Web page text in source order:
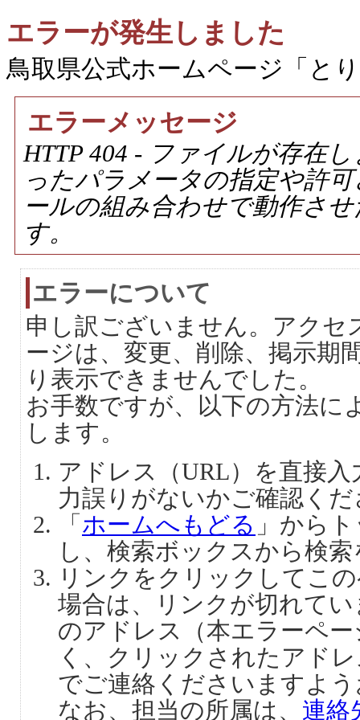
エラーが発生しました
鳥取県公式ホームページ「と
エラーメッセージ
HTTP 404 - ファイルが存在
ったパラメータの指定や許
ールの組み合わせで動作さ
す。
エラーについて
申し訳ございません。アクセ
ージは、変更、削除、掲示期
り表示できませんでした。
お手数ですが、以下の方法に
します。
アドレス（URL）を直接
力誤りがないかご確認く
「 ホームへもどる 」から
し、検索ボックスから検
リンクをクリックしてこ
場合は、リンクが切れて
のアドレス（本エラーペ
く、クリックされたアド
でご連絡くださいますよ
なお、担当の所属は、 連絡